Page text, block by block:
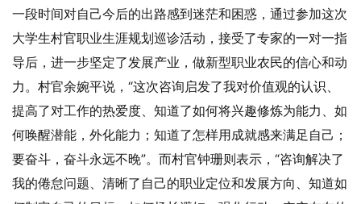
一段时间对自己今后的出路感到迷茫和困惑，通过参加这次
大学生村官职业生涯规划巡诊活动，接受了专家的一对一指
导后，进一步坚定了发展产业，做新型职业农民的信心和动
力。村官余婉平说，“这次咨询启发了我对价值观的认识、
提高了对工作的热爱度、知道了如何将兴趣修炼为能力、如
何唤醒潜能，外化能力；知道了怎样用成就感来满足自己；
要奋斗，奋斗永远不晚”。而村官钟珊则表示，“咨询解决了
我的倦怠问题、清晰了自己的职业定位和发展方向、知道如